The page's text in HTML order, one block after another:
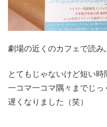
劇場の近くのカフェで読み
とてもじゃないけど短い時
一コマ一コマ隅々までじ
遅くなりました（笑）